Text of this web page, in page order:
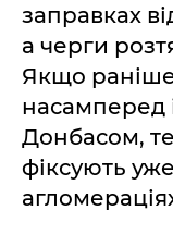
заправках
а черги
Якщо
насамперед
Донбасом,
фіксують